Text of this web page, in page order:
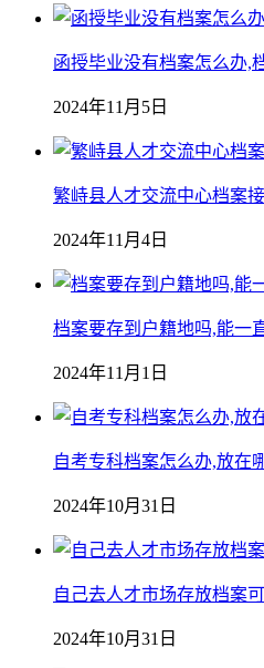
函授毕业没有档案怎么办,
2024年11月5日
繁峙县人才交流中心档案
2024年11月4日
档案要存到户籍地吗,能一
2024年11月1日
自考专科档案怎么办,放在
2024年10月31日
自己去人才市场存放档案
2024年10月31日